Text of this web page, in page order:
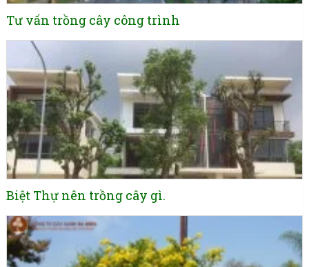
Tư vấn trồng cây công trình
Biệt Thự nên trồng cây gì.